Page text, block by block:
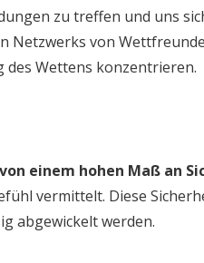
zu treffen und uns
von
des Wettens konzentrieren.
einem hohen Maß an
vermittelt. Diese
abgewickelt werden.